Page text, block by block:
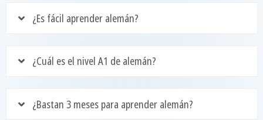
¿Es fácil aprender alemán?
¿Cuál es el nivel A1 de alemán?
¿Bastan 3 meses para aprender alemán?